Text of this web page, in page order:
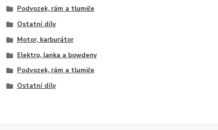
Podvozek, rám a tlumiče
Ostatní díly
Motor, karburátor
Elektro, lanka a bowdeny
Podvozek, rám a tlumiče
Ostatní díly